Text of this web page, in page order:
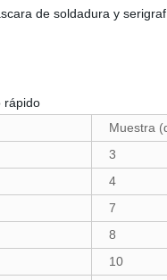
de soldadura y
rápido
Muestra
3
4
7
8
10